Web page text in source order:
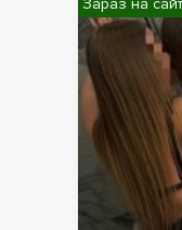
Зараз на